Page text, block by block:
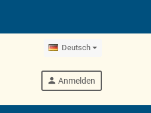
Deutsch
person Anmelden